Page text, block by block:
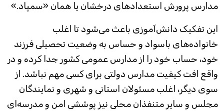
مدارس پرورش استعدادهای درخشان یا همان «سمپاد.»
این تفکیک‌ دانش‌آموزی باعث می‌شود تا اغلب
خانواده‌های باسواد و حساس به وضعیت تحصیلی فرزند
خود، حساب خود را از مدارس عمومی کشور جدا کرده و در
واقع افت کیفیت مدارس دولتی برای کسی مهم نباشد. از
سوی دیگر، اغلب مسئولان استانی و شهری و نمایندگان
مجلس و سایر متنفذان محلی نیز پوششی امن و مدرسه‌ای